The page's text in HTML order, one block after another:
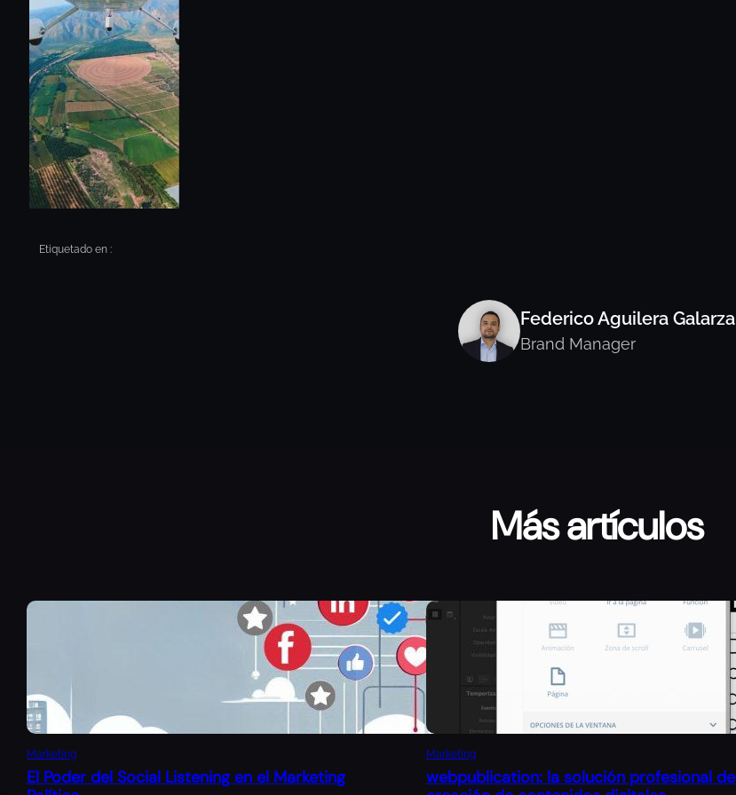
Etiquetado en :
Federico Aguilera Galarza
Brand Manager
Más artículos
Marketing
El Poder del Social Listening en el Marketing
Marketing
webpublication: la solución profesional de